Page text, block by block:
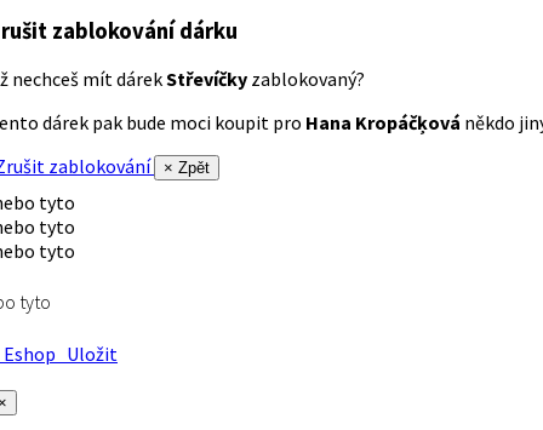
zablokování dárku
nechceš mít dárekStřevíčky zablokovaný?
dárek pak bude moci koupit pro Hana Kropáčķová někdo
zablokování
× Zpět
tyto
Uložit